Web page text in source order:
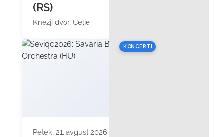
(RS)
Knežji dvor, Celje
KONCERTI
Petek, 21. avgust 2026 ob 19:30